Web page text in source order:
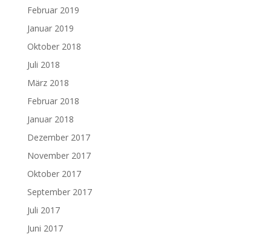
Februar 2019
Januar 2019
Oktober 2018
Juli 2018
März 2018
Februar 2018
Januar 2018
Dezember 2017
November 2017
Oktober 2017
September 2017
Juli 2017
Juni 2017